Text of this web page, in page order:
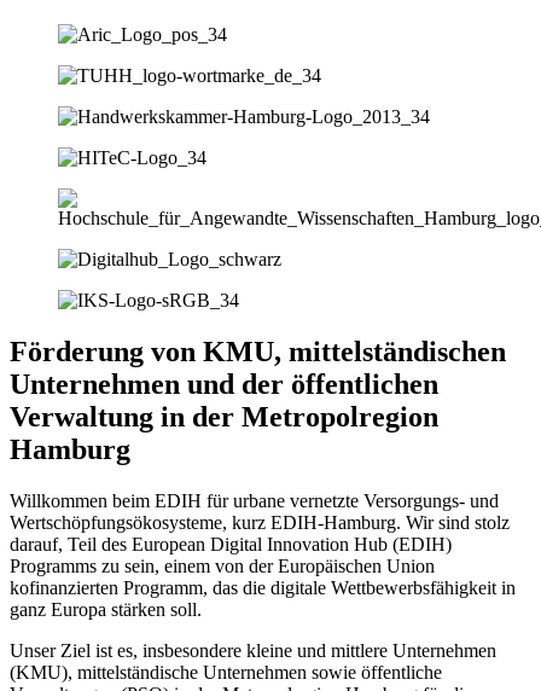
Förderung von KMU, mittelständischen
Unternehmen und der öffentlichen
Verwaltung in der Metropolregion
Hamburg
Willkommen beim EDIH für urbane vernetzte Versorgungs- und
Wertschöpfungsökosysteme, kurz EDIH-Hamburg. Wir sind stolz
darauf, Teil des European Digital Innovation Hub (EDIH)
Programms zu sein, einem von der Europäischen Union
kofinanzierten Programm, das die digitale Wettbewerbsfähigkeit in
ganz Europa stärken soll.
Unser Ziel ist es, insbesondere kleine und mittlere Unternehmen
(KMU), mittelständische Unternehmen sowie öffentliche